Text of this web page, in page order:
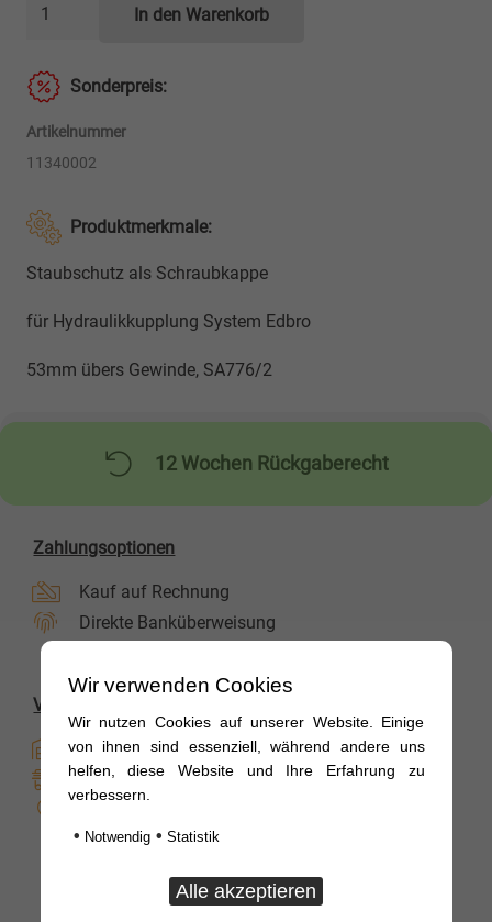
Hydraulikkupplung
System
Edbro
53mm
In den Warenkorb
Sonderpreis:
Artikelnummer
11340002
Produktmerkmale:
Staubschutz als Schraubkappe
für Hydraulikkupplung System Edbro
53mm übers Gewinde, SA776/2
12 Wochen Rückgaberecht
Zahlungsoptionen
Kauf auf Rechnung
Direkte Banküberweisung
Versandoptionen
Sofort Verfügbar
Overnight
Wir verwenden Cookies
Wir nutzen Cookies auf unserer Website. Einige
von ihnen sind essenziell, während andere uns
helfen, diese Website und Ihre Erfahrung zu
verbessern.
• Notwendig • Statistik